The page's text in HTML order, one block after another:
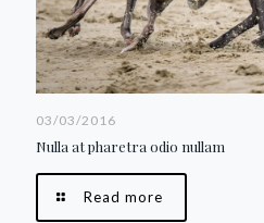
03/03/2016
Nulla at pharetra odio nullam
Read more